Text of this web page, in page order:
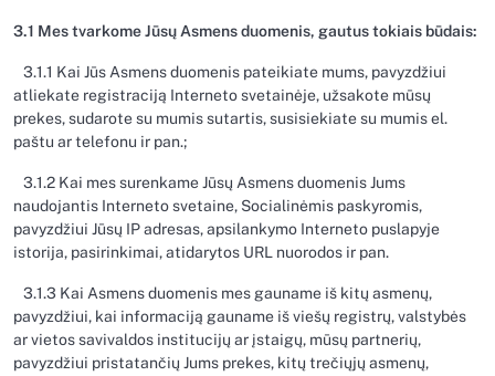
3.1 Mes tvarkome Jūsų Asmens duomenis, gautus tokiais būdais:
3.1.1 Kai Jūs Asmens duomenis pateikiate mums, pavyzdžiui
atliekate registraciją Interneto svetainėje, užsakote mūsų
prekes, sudarote su mumis sutartis, susisiekiate su mumis el.
paštu ar telefonu ir pan.;
3.1.2 Kai mes surenkame Jūsų Asmens duomenis Jums
naudojantis Interneto svetaine, Socialinėmis paskyromis,
pavyzdžiui Jūsų IP adresas, apsilankymo Interneto puslapyje
istorija, pasirinkimai, atidarytos URL nuorodos ir pan.
3.1.3 Kai Asmens duomenis mes gauname iš kitų asmenų,
pavyzdžiui, kai informaciją gauname iš viešų registrų, valstybės
ar vietos savivaldos institucijų ar įstaigų, mūsų partnerių,
pavyzdžiui pristatančių Jums prekes, kitų trečiųjų asmenų,